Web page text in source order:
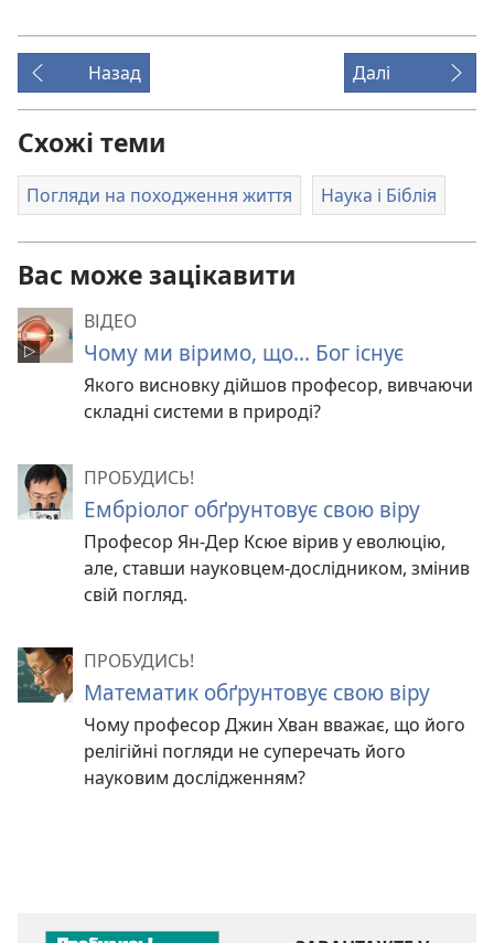
Назад Далі
Схожі теми
Погляди на походження життя Наука і Біблія
Вас може зацікавити
ВІДЕО
Чому ми віримо, що... Бог існує
Якого висновку дійшов професор, вивчаючи
складні системи в природі?
ПРОБУДИСЬ!
Ембріолог обґрунтовує свою віру
Професор Ян-Дер Ксюе вірив у еволюцію,
але, ставши науковцем-дослідником, змінив
свій погляд.
ПРОБУДИСЬ!
Математик обґрунтовує свою віру
Чому професор Джин Хван вважає, що його
релігійні погляди не суперечать його
науковим дослідженням?